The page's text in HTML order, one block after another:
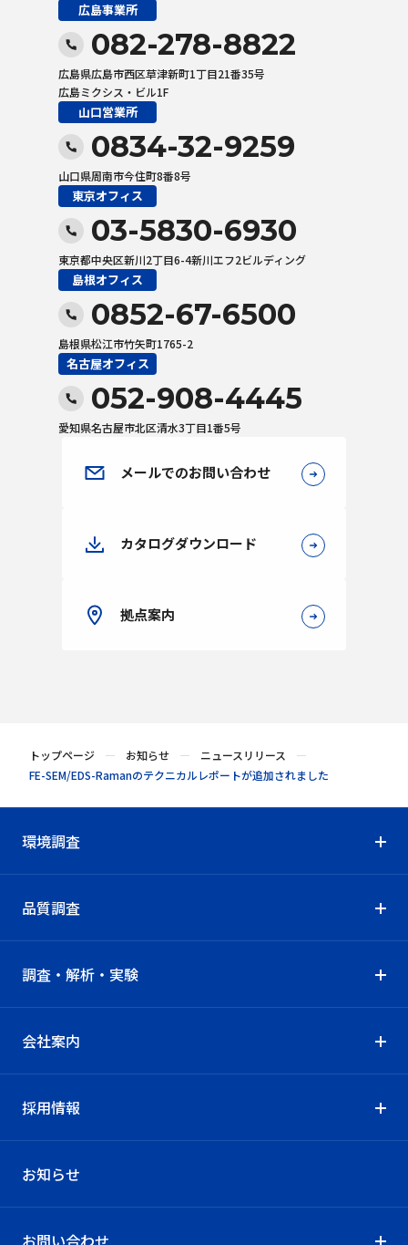
広島事業所
082-278-8822
広島県広島市西区草津新町1丁目21番35号
広島ミクシス・ビル1F
山口営業所
0834-32-9259
山口県周南市今住町8番8号
東京オフィス
03-5830-6930
東京都中央区新川2丁目6-4新川エフ2ビルディング
島根オフィス
0852-67-6500
島根県松江市竹矢町1765-2
名古屋オフィス
052-908-4445
愛知県名古屋市北区清水3丁目1番5号
メールでのお問い合わせ
カタログダウンロード
拠点案内
トップページ お知らせ
ニュースリリース
FE-SEM/EDS-Ramanのテクニカルレポートが追加されました
環境調査
品質調査
調査・解析・実験
会社案内
採用情報
お知らせ
お問い合わせ